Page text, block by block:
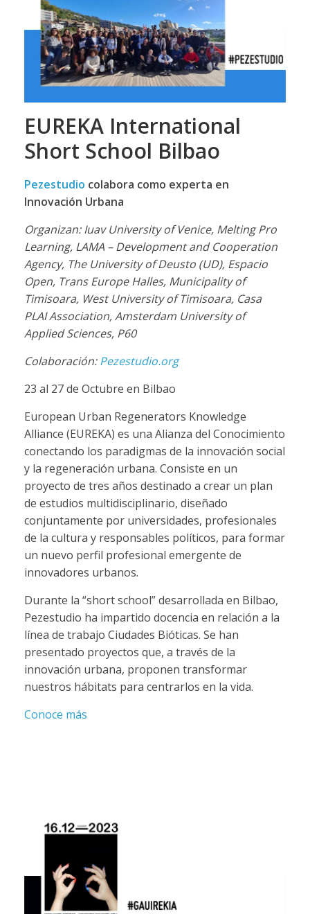
EUREKA International
Short School Bilbao
Pezestudio colabora como experta en
Innovación Urbana
Organizan: Iuav University of Venice, Melting Pro
Learning, LAMA – Development and Cooperation
Agency, The University of Deusto (UD), Espacio
Open, Trans Europe Halles, Municipality of
Timisoara, West University of Timisoara, Casa
PLAI Association, Amsterdam University of
Applied Sciences, P60
Colaboración:Pezestudio.org
23 al 27 de Octubre en Bilbao
European Urban Regenerators Knowledge
Alliance (EUREKA) es una Alianza del Conocimiento
conectando los paradigmas de la innovación social
y la regeneración urbana. Consiste en un
proyecto de tres años destinado a crear un plan
de estudios multidisciplinario, diseñado
conjuntamente por universidades, profesionales
de la cultura y responsables políticos, para formar
un nuevo perfil profesional emergente de
innovadores urbanos.
Durante la “short school” desarrollada en Bilbao,
Pezestudio ha impartido docencia en relación a la
línea de trabajo Ciudades Bióticas. Se han
presentado proyectos que, a través de la
innovación urbana, proponen transformar
nuestros hábitats para centrarlos en la vida.
Conoce más